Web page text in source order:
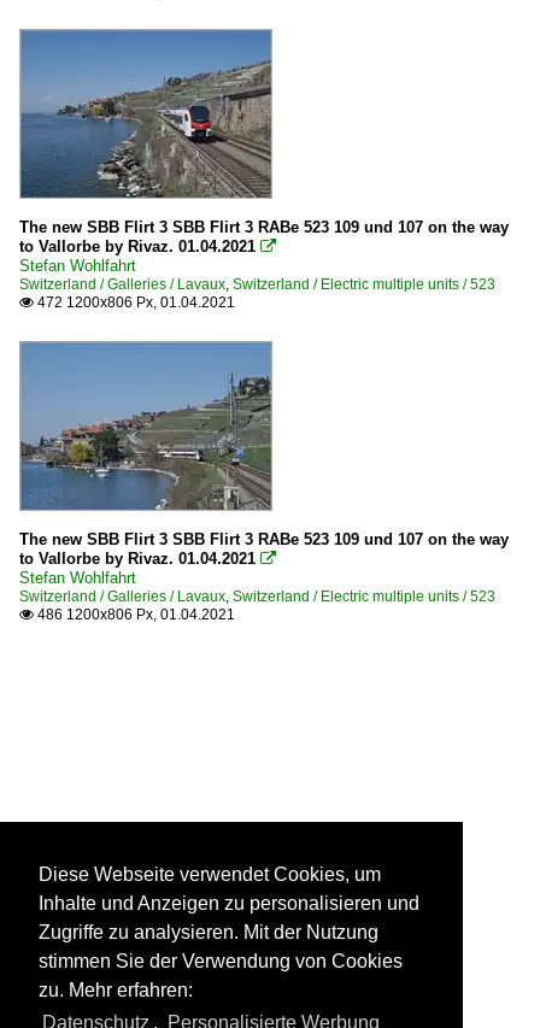
The new SBB Flirt 3 SBB Flirt 3 RABe 523 109 und 107 on the way
to Vallorbe by Rivaz. 01.04.2021 
Stefan Wohlfahrt
Switzerland / Galleries / Lavaux Switzerland / Electric multiple units / 523
 472 1200x806 Px, 01.04.2021
The new SBB Flirt 3 SBB Flirt 3 RABe 523 109 und 107 on the way
to Vallorbe by Rivaz. 01.04.2021 
Stefan Wohlfahrt
Switzerland / Galleries / Lavaux Switzerland / Electric multiple units / 523
 486 1200x806 Px, 01.04.2021
Diese Webseite verwendet Cookies, um
Inhalte und Anzeigen zu personalisieren und
Zugriffe zu analysieren. Mit der Nutzung
stimmen Sie der Verwendung von Cookies
zu. Mehr erfahren:
Datenschutz , Personalisierte Werbung